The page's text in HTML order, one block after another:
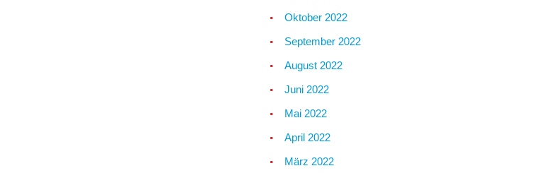
Oktober 2022
September 2022
August 2022
Juni 2022
Mai 2022
April 2022
März 2022